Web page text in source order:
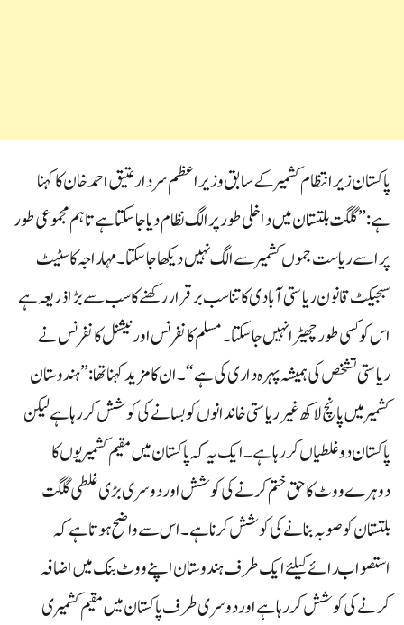
پاکستان زیر انتظام کشمیر کے سابق وزیر اعظم سردار عتیق احمد خان کا کہنا
ہے:” گلگت بلتستان میں داخلی طور پر الگ نظام دیا جا سکتا ہے تاہم مجموعی طور
پر اسے ریاست جموں کشمیر سے الگ نہیں دیکھا جا سکتا۔ مہاراجہ کا سٹیٹ
سبجیکٹ قانون ریاستی آبادی کا تناسب برقرار رکھنے کا سب سے بڑا ذریعہ ہے
اس کو کسی طور چھیڑا نہیں جا سکتا۔ مسلم کانفرنس اور نیشنل کانفرنس نے
ریاستی تشخص کی ہمیشہ پہرہ داری کی ہے“۔ان کامزید کہنا تھا:” ہندوستان
کشمیر میں پانچ لاکھ غیر ریاستی خاندانوں کو بسانے کی کوشش کر رہا ہے لیکن
پاکستان دو غلطیاں کر رہا ہے۔ ایک یہ کہ پاکستان میں مقیم کشمیریوں کا
دوہرے ووٹ کا حق ختم کرنے کی کوشش اور دوسری بڑی غلطی گلگت
بلتستان کو صوبہ بنانے کی کوشش کرنا ہے۔اس سے واضح ہوتا ہے کہ
استصواب رائے کیلئے ایک طرف ہندوستان اپنے ووٹ بنک میں اضافہ
کرنے کی کوشش کر رہا ہے اور دوسری طرف پاکستان میں مقیم کشمیری